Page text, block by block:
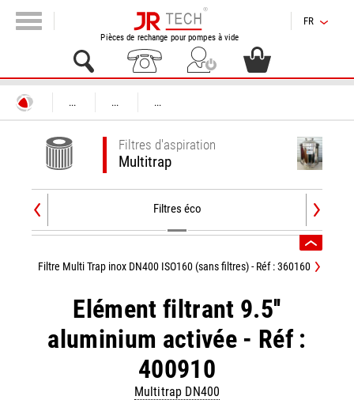
Pièces de rechange pour pompes à vide
FR
... ... ...
Filtres d'aspiration
Multitrap
Filtres éco
Elément filtrant 9.5''
aluminium activée - Réf :
400910
Multitrap DN400
Filtre Multi Trap inox DN400 ISO160 (sans filtres) - Réf : 360160